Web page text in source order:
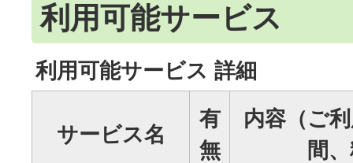
利用可能サービス
利用可能サービス 詳細
サービス名
有
無
内容（ご
間